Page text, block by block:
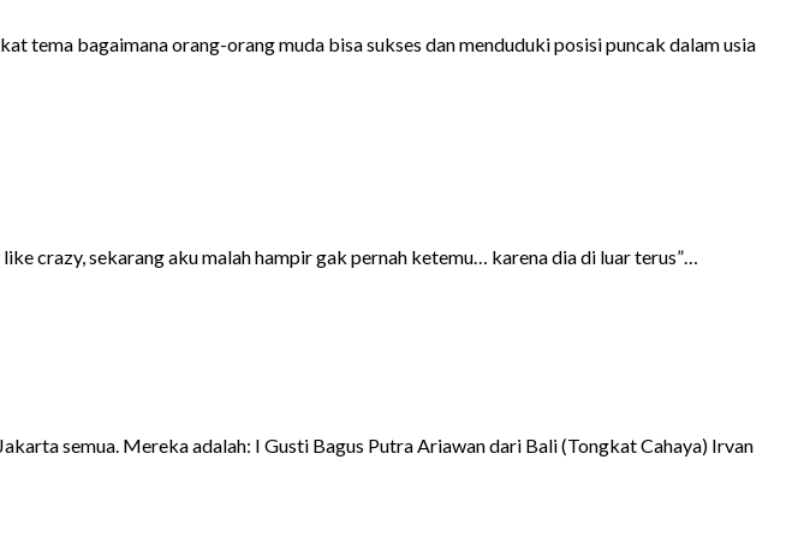
tema bagaimana orang-orang muda bisa sukses dan menduduki posisi puncak dalam usia
crazy, sekarang aku malah hampir gak pernah ketemu… karena dia di luar terus”…
semua. Mereka adalah: I Gusti Bagus Putra Ariawan dari Bali (Tongkat Cahaya) Irvan